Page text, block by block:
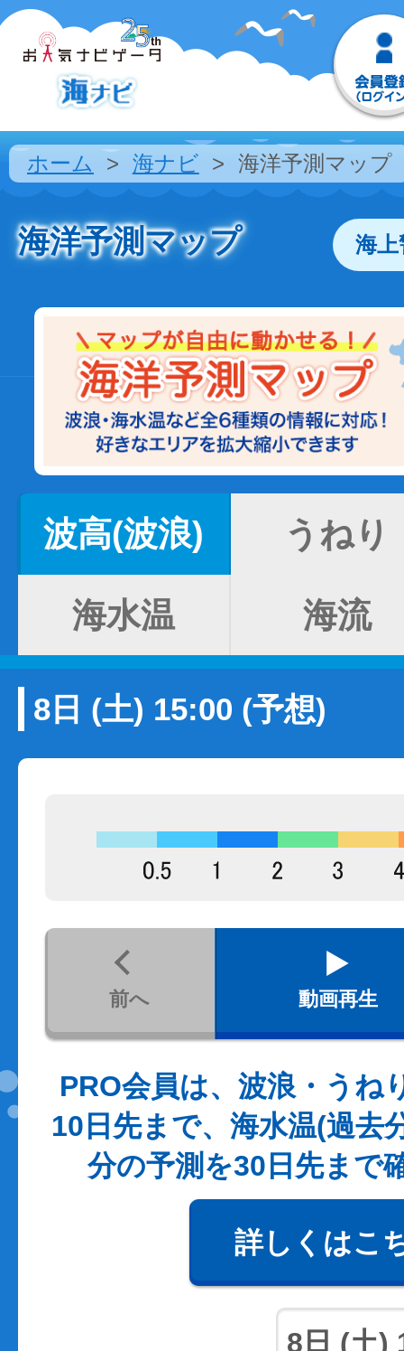
ホーム 海ナビ 海洋予測マップ
海洋予測マップ 海
波高(波浪) うねり
海水温 海流
8日 (土) 15:00 (予想)
前へ 動画再生
PRO会員は、波浪・うね
10日先まで、海水温(過去
分の予測を30日先まで
詳しくはこ